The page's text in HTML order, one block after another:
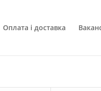
Оплата і доставка